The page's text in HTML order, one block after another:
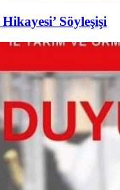
Söyleşişi